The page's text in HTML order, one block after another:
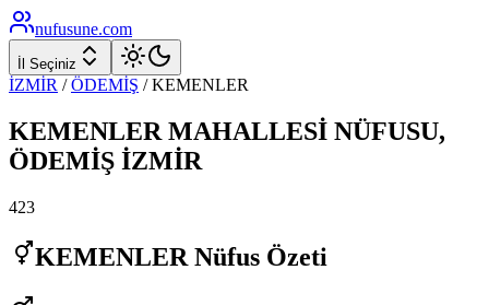
nufusune.com
İl Seçiniz
İZMİR / ÖDEMİŞ /KEMENLER
KEMENLER MAHALLESİ NÜFUSU,
ÖDEMİŞ İZMİR
423
KEMENLER Nüfus Özeti